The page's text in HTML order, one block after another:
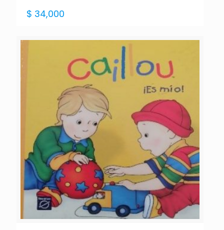
$ 34,000